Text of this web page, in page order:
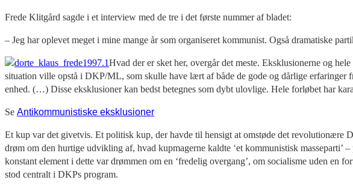
Frede Klitgård sagde i et interview med de tre i det første nummer af bladet:
– Jeg har oplevet meget i mine mange år som organiseret kommunist. Også dramatiske
Hvad der er sket her, overgår det meste. Eksklusionerne og
situation ville opstå i DKP/ML, som skulle have lært af både de gode og dårlige erfaringer
enhed. (…) Disse eksklusioner kan bedst betegnes som dybt ulovlige. Hele forløbet har
Se Antikommunistiske eksklusioner
Et kup var det givetvis. Et politisk kup, der havde til hensigt at omstøde det
drøm om den hurtige udvikling af, hvad kupmagerne kaldte ‘et kommunistisk
konstant element i dette var drømmen om en ‘fredelig overgang’, om socialisme uden en
stod centralt i DKPs program.